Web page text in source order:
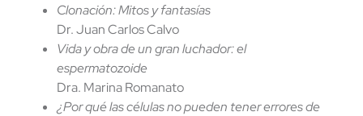
Clonación: Mitos y fantasías
Dr. Juan Carlos Calvo
Vida y obra de un gran luchador: el
espermatozoide
Dra. Marina Romanato
¿Por qué las células no pueden tener errores de